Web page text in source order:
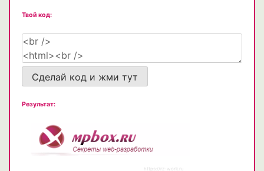
Твой код:
Сделай код и жми тут
Результат: